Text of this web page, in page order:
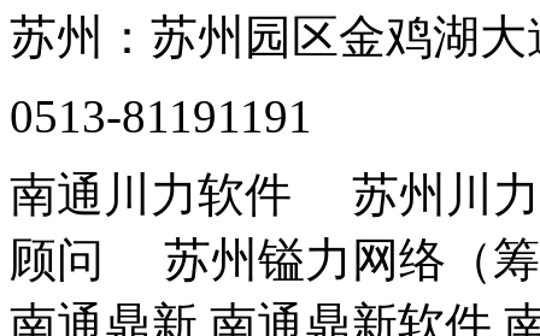
苏州：苏州园区金鸡湖
0513-81191191
南通川力软件 苏州川
顾问 苏州镒力网络（
南通鼎新 南通鼎新软件